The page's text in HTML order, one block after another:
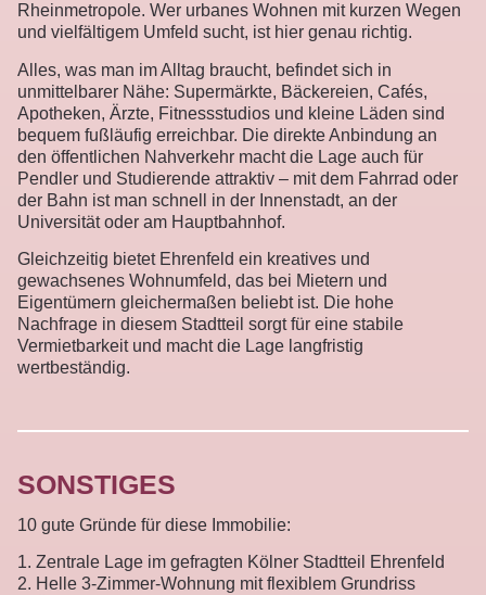
Rheinmetropole. Wer urbanes Wohnen mit kurzen Wegen
und vielfältigem Umfeld sucht, ist hier genau richtig.
Alles, was man im Alltag braucht, befindet sich in
unmittelbarer Nähe: Supermärkte, Bäckereien, Cafés,
Apotheken, Ärzte, Fitnessstudios und kleine Läden sind
bequem fußläufig erreichbar. Die direkte Anbindung an
den öffentlichen Nahverkehr macht die Lage auch für
Pendler und Studierende attraktiv – mit dem Fahrrad oder
der Bahn ist man schnell in der Innenstadt, an der
Universität oder am Hauptbahnhof.
Gleichzeitig bietet Ehrenfeld ein kreatives und
gewachsenes Wohnumfeld, das bei Mietern und
Eigentümern gleichermaßen beliebt ist. Die hohe
Nachfrage in diesem Stadtteil sorgt für eine stabile
Vermietbarkeit und macht die Lage langfristig
wertbeständig.
SONSTIGES
10 gute Gründe für diese Immobilie:
1. Zentrale Lage im gefragten Kölner Stadtteil Ehrenfeld
2. Helle 3-Zimmer-Wohnung mit flexiblem Grundriss